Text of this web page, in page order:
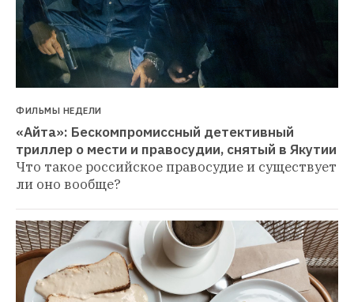
ФИЛЬМЫ НЕДЕЛИ
«Айта»: Бескомпромиссный детективный
триллер о мести и правосудии, снятый в Якутии
Что такое российское правосудие и существует
ли оно вообще?